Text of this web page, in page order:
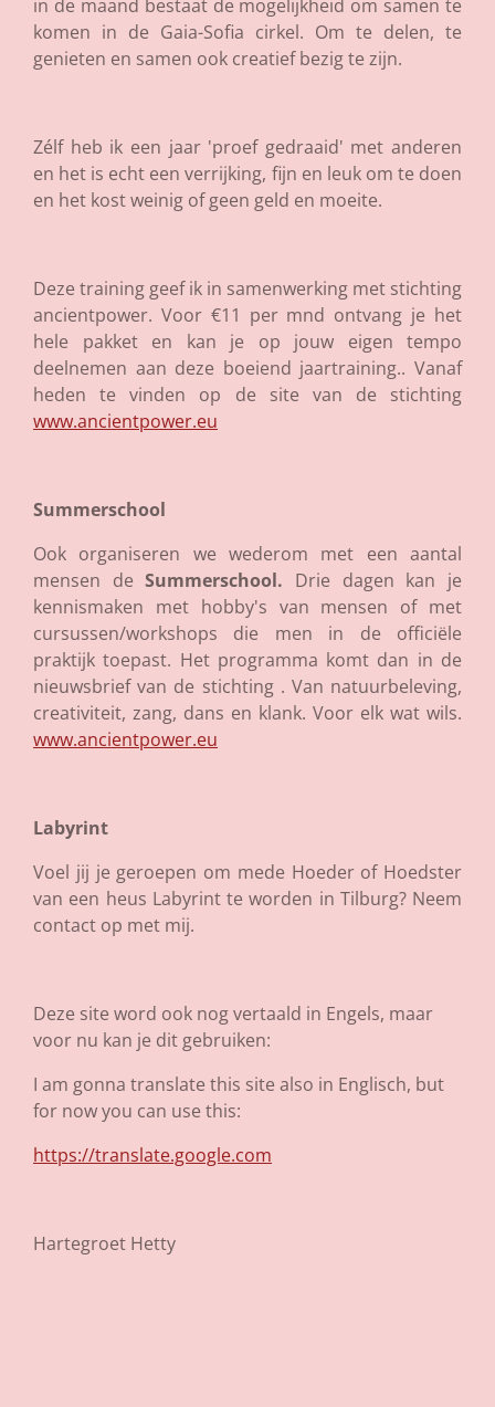
in de maand bestaat de mogelijkheid om samen te
komen in de Gaia-Sofia cirkel. Om te delen, te
genieten en samen ook creatief bezig te zijn.
Zélf heb ik een jaar 'proef gedraaid' met anderen
en het is echt een verrijking, fijn en leuk om te doen
en het kost weinig of geen geld en moeite.
Deze training geef ik in samenwerking met stichting
ancientpower. Voor €11 per mnd ontvang je het
hele pakket en kan je op jouw eigen tempo
deelnemen aan deze boeiend jaartraining.. Vanaf
heden te vinden op de site van de stichting
www.ancientpower.eu
Summerschool
Ook organiseren we wederom met een aantal
mensen deSummerschool. Drie dagen kan je
kennismaken met hobby's van mensen of met
cursussen/workshops die men in de officiële
praktijk toepast. Het programma komt dan in de
nieuwsbrief van de stichting . Van natuurbeleving,
creativiteit, zang, dans en klank. Voor elk wat wils.
www.ancientpower.eu
Labyrint
Voel jij je geroepen om mede Hoeder of Hoedster
van een heus Labyrint te worden in Tilburg? Neem
contact op met mij.
Deze site word ook nog vertaald in Engels, maar
voor nu kan je dit gebruiken:
I am gonna translate this site also in Englisch, but
for now you can use this:
https://translate.google.com
Hartegroet Hetty